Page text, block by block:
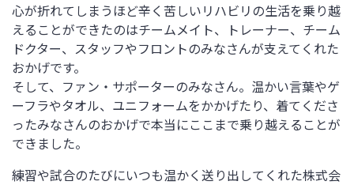
心が折れてしまうほど辛く苦しいリハビリの生活を乗り越
えることができたのはチームメイト、トレーナー、チーム
ドクター、スタッフやフロントのみなさんが支えてくれた
おかげです。
そして、ファン・サポーターのみなさん。温かい言葉やゲ
ーフラやタオル、ユニフォームをかかげたり、着てくださ
ったみなさんのおかげで本当にここまで乗り越えることが
できました。
練習や試合のたびにいつも温かく送り出してくれた株式会